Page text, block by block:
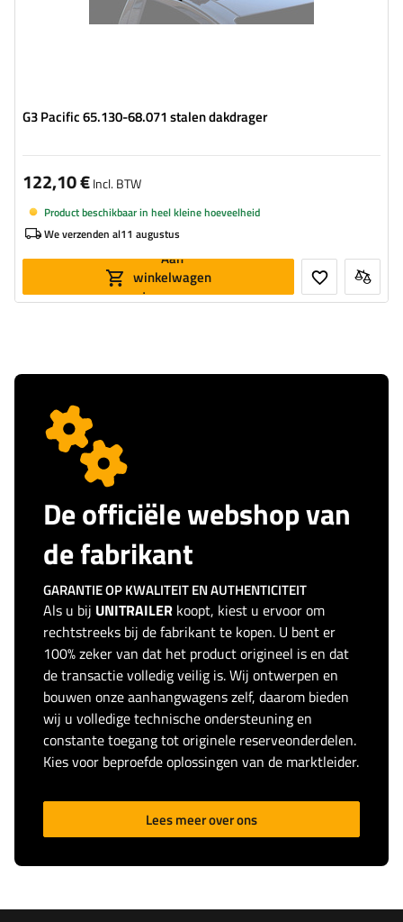
G3 Pacific 65.130-68.071 stalen dakdrager
122,10 €Incl. BTW
Product beschikbaar in heel kleine hoeveelheid
We verzenden al11 augustus
Aan
winkelwagen
toevoegen
De officiële webshop van
de fabrikant
GARANTIE OP KWALITEIT EN AUTHENTICITEIT
Als u bij UNITRAILER koopt, kiest u ervoor om
rechtstreeks bij de fabrikant te kopen. U bent er
100% zeker van dat het product origineel is en dat
de transactie volledig veilig is. Wij ontwerpen en
bouwen onze aanhangwagens zelf, daarom bieden
wij u volledige technische ondersteuning en
constante toegang tot originele reserveonderdelen.
Kies voor beproefde oplossingen van de marktleider.
Lees meer over ons